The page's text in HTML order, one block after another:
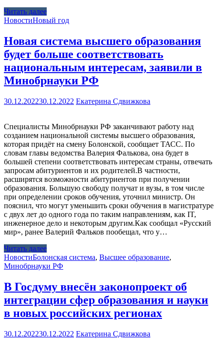
Читать далее
НовостиНовый год
Новая система высшего образования
будет больше соответствовать
национальным интересам, заявили в
Минобрнауки РФ
30.12.202230.12.2022 Екатерина Сдвижкова
Специалисты Минобрнауки РФ заканчивают работу над
созданием национальной системы высшего образования,
которая придёт на смену Болонской, сообщает ТАСС. По
словам главы ведомства Валерия Фалькова, она будет в
большей степени соответствовать интересам страны, отвечать
запросам абитуриентов и их родителей.В частности,
расширятся возможности абитуриентов при получении
образования. Большую свободу получат и вузы, в том числе
при определении сроков обучения, уточнил министр. Он
пояснил, что могут уменьшить сроки обучения в магистратуре
с двух лет до одного года по таким направлениям, как IT,
инженерное дело и некоторым другим.Как сообщал «Русский
мир», ранее Валерий Фальков пообещал, что у…
Читать далее
НовостиБолонская система, Высшее образование,
Минобрнауки РФ
В Госдуму внесён законопроект об
интеграции сфер образования и науки
в новых российских регионах
30.12.202230.12.2022 Екатерина Сдвижкова